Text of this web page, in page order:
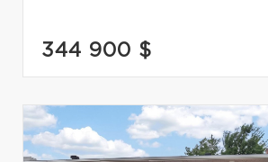
344 900 $